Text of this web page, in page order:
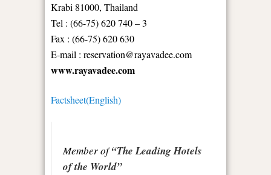
Krabi 81000, Thailand
Tel : (66-75) 620 740 – 3
Fax : (66-75) 620 630
E-mail : reservation@rayavadee.com
www.rayavadee.com
Factsheet(English)
Member of“The Leading Hotels
of the World”